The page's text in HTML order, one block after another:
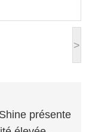
>
présente